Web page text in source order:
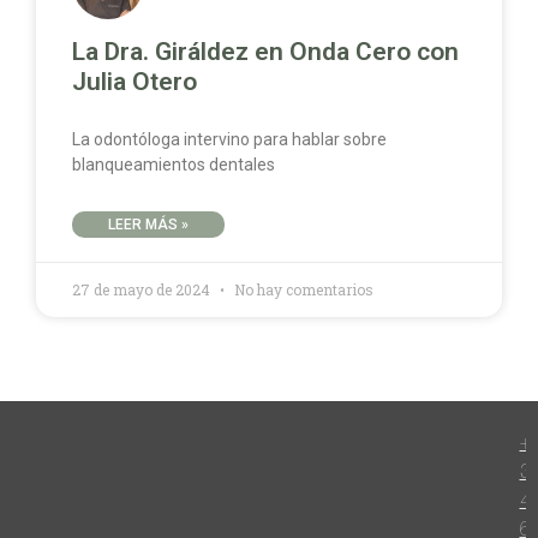
La Dra. Giráldez en Onda Cero con
Julia Otero
La odontóloga intervino para hablar sobre
blanqueamientos dentales
LEER MÁS »
27 de mayo de 2024 No hay comentarios
+
3
4
6